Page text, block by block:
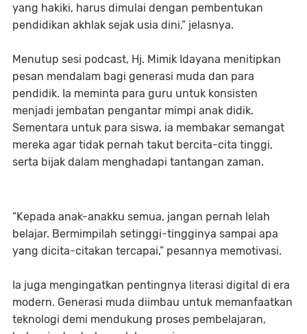
yang hakiki, harus dimulai dengan pembentukan
pendidikan akhlak sejak usia dini,” jelasnya.
Menutup sesi podcast, Hj. Mimik Idayana menitipkan
pesan mendalam bagi generasi muda dan para
pendidik. Ia meminta para guru untuk konsisten
menjadi jembatan pengantar mimpi anak didik.
Sementara untuk para siswa, ia membakar semangat
mereka agar tidak pernah takut bercita-cita tinggi,
serta bijak dalam menghadapi tantangan zaman.
“Kepada anak-anakku semua, jangan pernah lelah
belajar. Bermimpilah setinggi-tingginya sampai apa
yang dicita-citakan tercapai,” pesannya memotivasi.
Ia juga mengingatkan pentingnya literasi digital di era
modern. Generasi muda diimbau untuk memanfaatkan
teknologi demi mendukung proses pembelajaran,